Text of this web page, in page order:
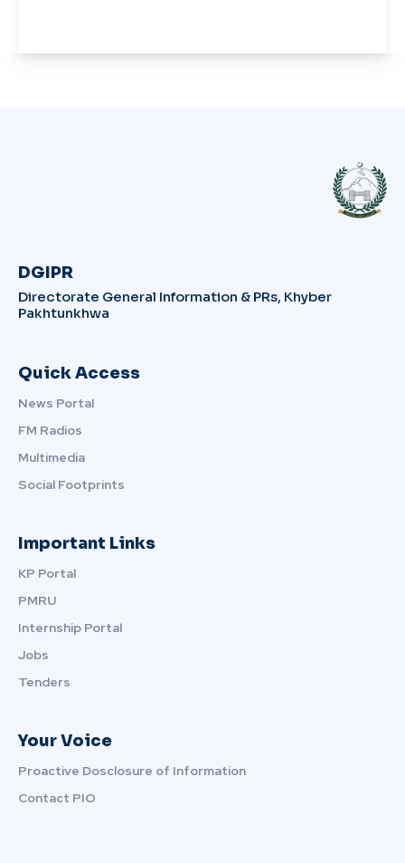
DGIPR
Directorate General Information & PRs, Khyber
Pakhtunkhwa
Quick Access
News Portal
FM Radios
Multimedia
Social Footprints
Important Links
KP Portal
PMRU
Internship Portal
Jobs
Tenders
Your Voice
Proactive Dosclosure of Information
Contact PIO